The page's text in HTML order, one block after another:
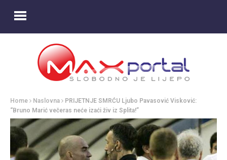
Home Naslovna
PRIJETNJE SMRĆU Ljubo Pavasović Visković:
“Bruno Marić večeras neće izaći živ iz Splita!”